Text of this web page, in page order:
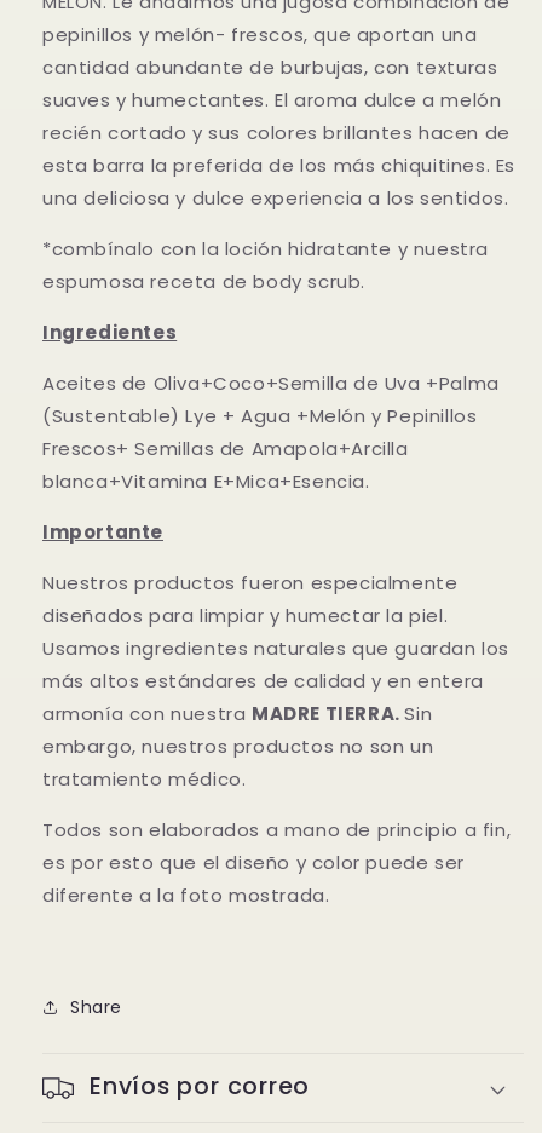
pepinillos y melón- frescos, que aportan una
cantidad abundante de burbujas, con texturas
suaves y humectantes. El aroma dulce a melón
recién cortado y sus colores brillantes hacen de
esta barra la preferida de los más chiquitines. Es
una deliciosa y dulce experiencia a los sentidos.
*combínalo con la loción hidratante y nuestra
espumosa receta de body scrub.
Ingredientes
Aceites de Oliva+Coco+Semilla de Uva +Palma
(Sustentable) Lye + Agua +Melón y Pepinillos
Frescos+ Semillas de Amapola+Arcilla
blanca+Vitamina E+Mica+Esencia.
Importante
Nuestros productos fueron especialmente
diseñados para limpiar y humectar la piel.
Usamos ingredientes naturales que guardan los
más altos estándares de calidad y en entera
armonía con nuestra MADRE TIERRA.Sin
embargo, nuestros productos no son un
tratamiento médico.
Todos son elaborados a mano de principio a fin,
es por esto que el diseño y color puede ser
diferente a la foto mostrada.
Share
Envíos por correo